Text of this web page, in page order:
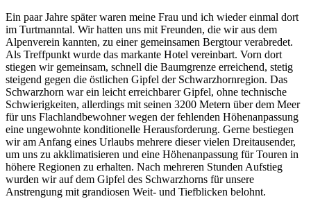
Ein paar Jahre später waren meine Frau und ich wieder einmal dort
im Turtmanntal. Wir hatten uns mit Freunden, die wir aus dem
Alpenverein kannten, zu einer gemeinsamen Bergtour verabredet.
Als Treffpunkt wurde das markante Hotel vereinbart. Vorn dort
stiegen wir gemeinsam, schnell die Baumgrenze erreichend, stetig
steigend gegen die östlichen Gipfel der Schwarzhornregion. Das
Schwarzhorn war ein leicht erreichbarer Gipfel, ohne technische
Schwierigkeiten, allerdings mit seinen 3200 Metern über dem Meer
für uns Flachlandbewohner wegen der fehlenden Höhenanpassung
eine ungewohnte konditionelle Herausforderung. Gerne bestiegen
wir am Anfang eines Urlaubs mehrere dieser vielen Dreitausender,
um uns zu akklimatisieren und eine Höhenanpassung für Touren in
höhere Regionen zu erhalten. Nach mehreren Stunden Aufstieg
wurden wir auf dem Gipfel des Schwarzhorns für unsere
Anstrengung mit grandiosen Weit- und Tiefblicken belohnt.